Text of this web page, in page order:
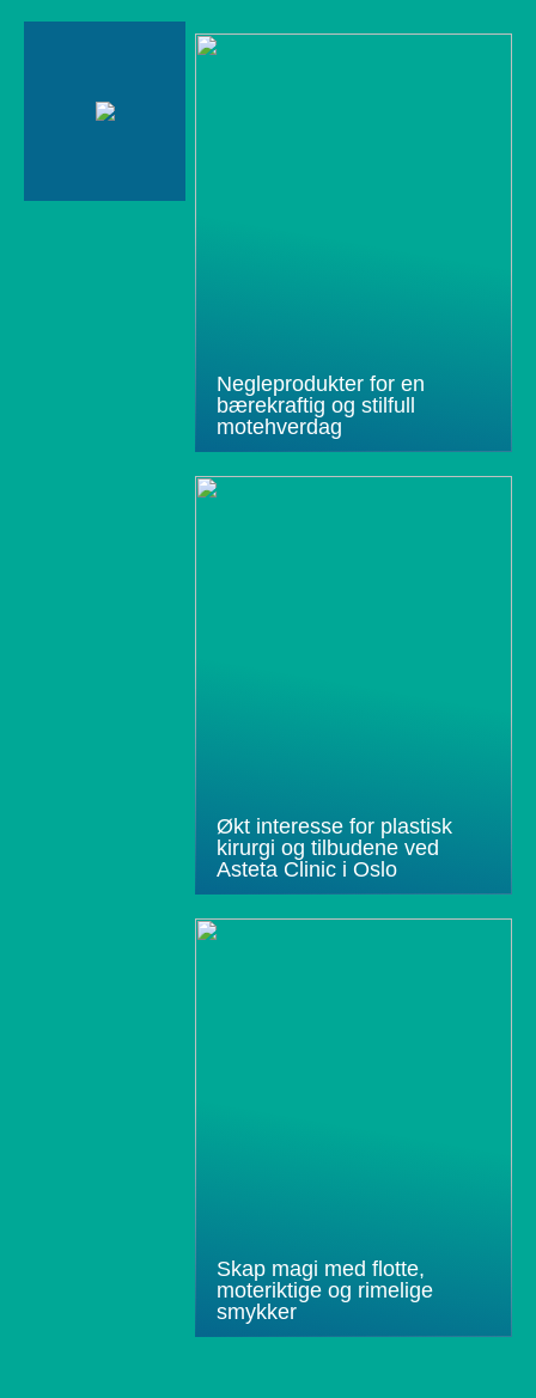
Negleprodukter for en
bærekraftig og stilfull
motehverdag
Økt interesse for plastisk
kirurgi og tilbudene ved
Asteta Clinic i Oslo
Skap magi med flotte,
moteriktige og rimelige
smykker